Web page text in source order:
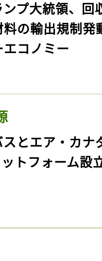
ンプ大統領、回
の輸出規制発
コノミー
スとエア・カナ
トフォーム設